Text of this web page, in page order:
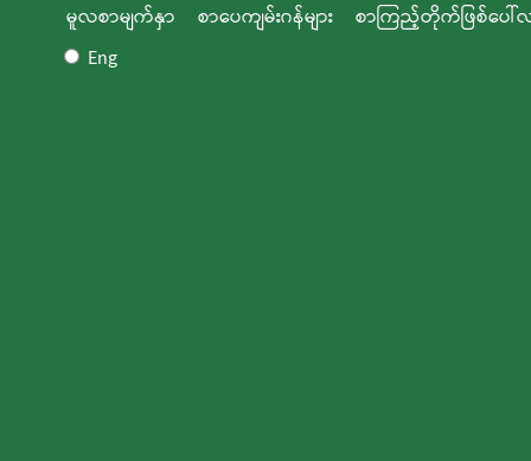
မူလစာမျက်နှာ စာပေကျမ်းဂန်များ
စာကြည့်တိုက်ဖြစ်ပေါ်
Eng